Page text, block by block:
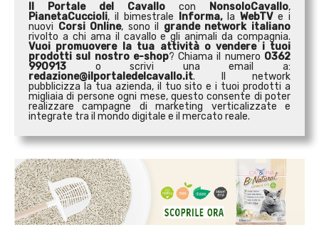
Il Portale del Cavallo con NonsoloCavallo,
PianetaCuccioli, il bimestrale Informa,laWebTVe i
nuovi Corsi Online, sono il grande network italiano
rivolto a chi ama il cavallo e gli animali da compagnia.
Vuoi promuovere la tua attività ovendere i tuoi
prodotti sul nostro e-shop? Chiama il numero 0362
990913 o scrivi una email a:
redazione@ilportaledelcavallo.it. Il network
pubblicizza la tua azienda, il tuo sito e i tuoi prodotti a
migliaia di persone ogni mese, questo consente di poter
realizzare campagne di marketing verticalizzate e
integrate tra il mondo digitale e il mercato reale.